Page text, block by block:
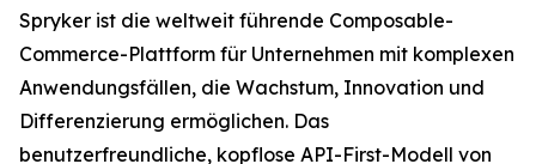
Spryker ist die weltweit führende Composable-
Commerce-Plattform für Unternehmen mit komplexen
Anwendungsfällen, die Wachstum, Innovation und
Differenzierung ermöglichen. Das
benutzerfreundliche, kopflose API-First-Modell von